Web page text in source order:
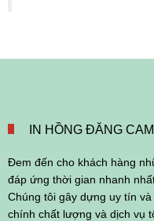
IN HỒNG ĐĂNG
Đem đến cho khách hàng
đáp ứng thời gian nhanh
Chúng tôi gây dựng uy tín
chính chất lượng và dịch vụ